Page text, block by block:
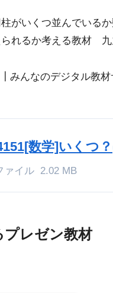
がいくつ並んでいる
れるか考える教材 九
みんなのデジタル教材
数学]いくつ
ァイル 2.02 MB
プレゼン教材